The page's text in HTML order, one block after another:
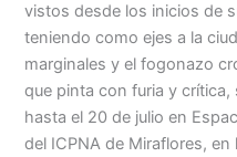
vistos desde los inicios de
teniendo como ejes a la
marginales y el fogonazo
que pinta con furia y
hasta el 20 de julio en
del ICPNA de Miraflores,